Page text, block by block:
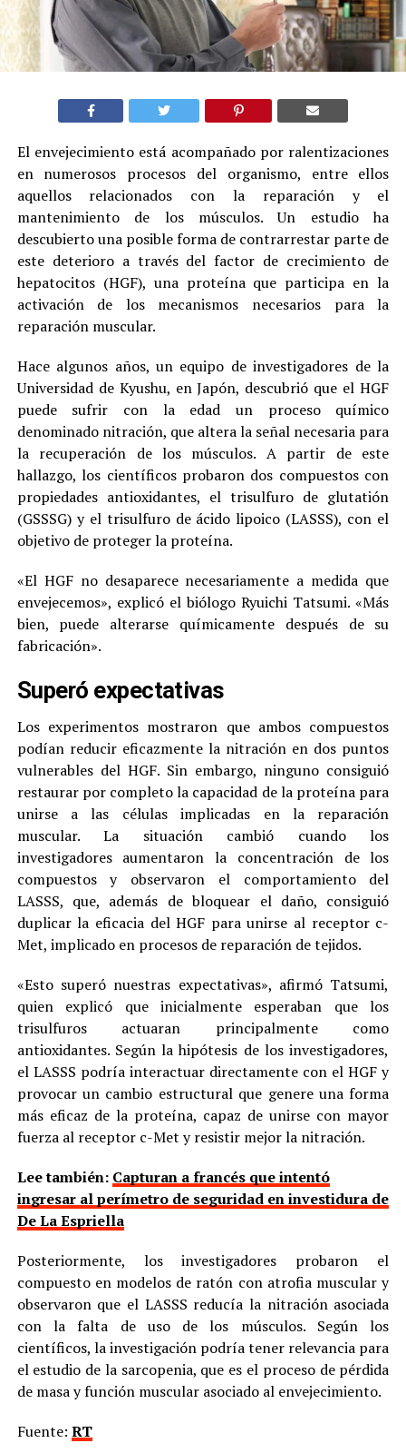
El envejecimiento está acompañado por ralentizaciones
en numerosos procesos del organismo, entre ellos
aquellos relacionados con la reparación y el
mantenimiento de los músculos. Un estudio ha
descubierto una posible forma de contrarrestar parte de
este deterioro a través del factor de crecimiento de
hepatocitos (HGF), una proteína que participa en la
activación de los mecanismos necesarios para la
reparación muscular.
Hace algunos años, un equipo de investigadores de la
Universidad de Kyushu, en Japón, descubrió que el HGF
puede sufrir con la edad un proceso químico
denominado nitración, que altera la señal necesaria para
la recuperación de los músculos. A partir de este
hallazgo, los científicos probaron dos compuestos con
propiedades antioxidantes, el trisulfuro de glutatión
(GSSSG) y el trisulfuro de ácido lipoico (LASSS), con el
objetivo de proteger la proteína.
«El HGF no desaparece necesariamente a medida que
envejecemos», explicó el biólogo Ryuichi Tatsumi. «Más
bien, puede alterarse químicamente después de su
fabricación».
Superó expectativas
Los experimentos mostraron que ambos compuestos
podían reducir eficazmente la nitración en dos puntos
vulnerables del HGF. Sin embargo, ninguno consiguió
restaurar por completo la capacidad de la proteína para
unirse a las células implicadas en la reparación
muscular. La situación cambió cuando los
investigadores aumentaron la concentración de los
compuestos y observaron el comportamiento del
LASSS, que, además de bloquear el daño, consiguió
duplicar la eficacia del HGF para unirse al receptor c-
Met, implicado en procesos de reparación de tejidos.
«Esto superó nuestras expectativas», afirmó Tatsumi,
quien explicó que inicialmente esperaban que los
trisulfuros actuaran principalmente como
antioxidantes. Según la hipótesis de los investigadores,
el LASSS podría interactuar directamente con el HGF y
provocar un cambio estructural que genere una forma
más eficaz de la proteína, capaz de unirse con mayor
fuerza al receptor c-Met y resistir mejor la nitración.
Lee también: Capturan a francés que intentó
ingresar al perímetro de seguridad en investidura de
De La Espriella
Posteriormente, los investigadores probaron el
compuesto en modelos de ratón con atrofia muscular y
observaron que el LASSS reducía la nitración asociada
con la falta de uso de los músculos. Según los
científicos, la investigación podría tener relevancia para
el estudio de la sarcopenia, que es el proceso de pérdida
de masa y función muscular asociado al envejecimiento.
Fuente: RT